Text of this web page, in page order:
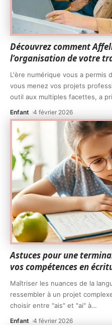
Découvrez comment
l’organisation de votre
L'ère numérique vous a permis
vous menez vos projets
outil aux multiples facettes, a
Enfant 4 février 2026
Astuces pour une
vos compétences en
Maîtriser les nuances de la
ressembler à un projet
choisir entre "ais" et "ai" à…
Enfant 4 février 2026